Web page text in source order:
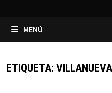
MENÚ
ETIQUETA: VILLANUEVA